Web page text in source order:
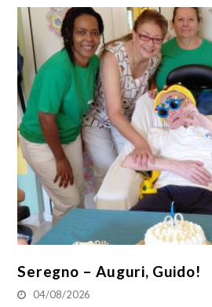
Seregno – Auguri, Guido!
04/08/2026